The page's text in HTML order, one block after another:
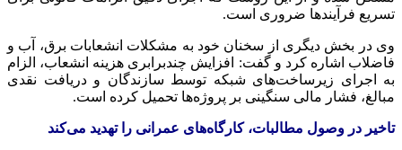
تسریع فرآیندها ضروری است.
وی در بخش دیگری از سخنان خود به مشکلات انشعابات برق، آب و
فاضلاب اشاره کرد و گفت: افزایش چندبرابری هزینه انشعاب، الزام
به اجرای زیرساخت‌های شبکه توسط سازندگان و دریافت نقدی
مبالغ، فشار مالی سنگینی بر پروژه‌ها تحمیل کرده است.
تاخیر در وصول مطالبات، کارگاه‌های عمرانی را تهدید می‌کند